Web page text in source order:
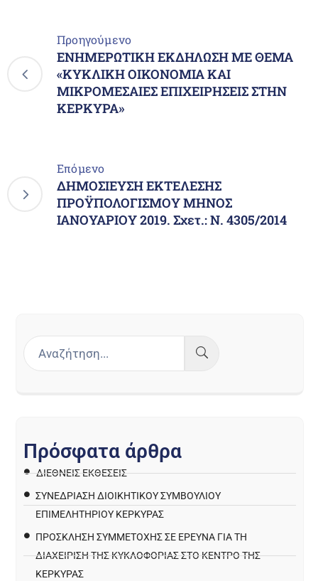
Προηγούμενο
ΕΝΗΜΕΡΩΤΙΚΗ ΕΚΔΗΛΩΣΗ ΜΕ ΘΕΜΑ
«ΚΥΚΛΙΚΗ ΟΙΚΟΝΟΜΙΑ ΚΑΙ
ΜΙΚΡΟΜΕΣΑΙΕΣ ΕΠΙΧΕΙΡΗΣΕΙΣ ΣΤΗΝ
ΚΕΡΚΥΡΑ»
Επόμενο
ΔΗΜΟΣΙΕΥΣΗ ΕΚΤΕΛΕΣΗΣ
ΠΡΟΫΠΟΛΟΓΙΣΜΟΥ ΜΗΝΟΣ
ΙΑΝΟΥΑΡΙΟΥ 2019. Σχετ.: Ν. 4305/2014
Πρόσφατα άρθρα
ΔΙΕΘΝΕΙΣ ΕΚΘΕΣΕΙΣ
ΣΥΝΕΔΡΙΑΣΗ ΔΙΟΙΚΗΤΙΚΟΥ ΣΥΜΒΟΥΛΙΟΥ
ΕΠΙΜΕΛΗΤΗΡΙΟΥ ΚΕΡΚΥΡΑΣ
ΠΡΌΣΚΛΗΣΗ ΣΥΜΜΕΤΟΧΉΣ ΣΕ ΈΡΕΥΝΑ ΓΙΑ ΤΗ
ΔΙΑΧΕΊΡΙΣΗ ΤΗΣ ΚΥΚΛΟΦΟΡΊΑΣ ΣΤΟ ΚΈΝΤΡΟ ΤΗΣ
ΚΈΡΚΥΡΑΣ